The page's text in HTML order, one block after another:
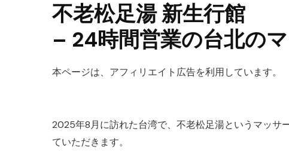
不老松足湯 新生行館
– 24時間営業の台北の
本ページは、アフィリエイト広告を利用しています。
2025年8月に訪れた台湾で、不老松足湯というマッサ
ていただきます。